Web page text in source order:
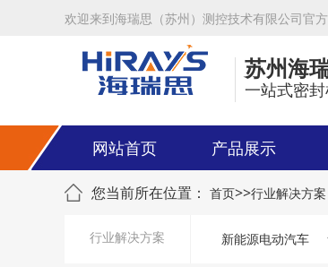
欢迎来到海瑞思（苏州）测控技术有限公司官方
苏州海
一站式密
网站首页 产品展示
您当前所在位置： 首页>>行业解决方案
行业解决方案 新能源电动汽车